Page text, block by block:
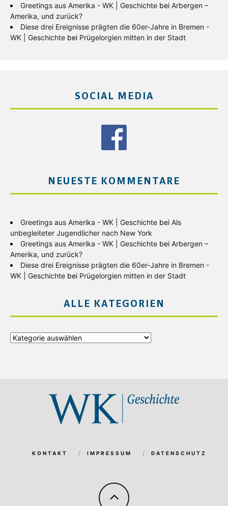
Greetings aus Amerika - WK | Geschichte bei Arbergen –
Amerika, und zurück?
Diese drei Ereignisse prägten die 60er-Jahre in Bremen -
WK | Geschichte bei Prügelorgien mitten in der Stadt
SOCIAL MEDIA
NEUESTE KOMMENTARE
Greetings aus Amerika - WK | Geschichte bei Als
unbegleiteter Jugendlicher nach New York
Greetings aus Amerika - WK | Geschichte bei Arbergen –
Amerika, und zurück?
Diese drei Ereignisse prägten die 60er-Jahre in Bremen -
WK | Geschichte bei Prügelorgien mitten in der Stadt
ALLE KATEGORIEN
Alle
KONTAKT IMPRESSUM DATENSCHUTZ